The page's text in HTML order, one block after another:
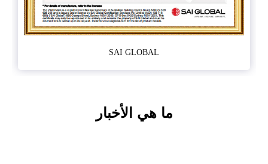
SAI GLOBAL
ما هي الأخبار